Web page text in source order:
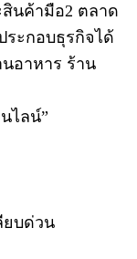
นค้ามือ2 ตลาด
ระกอบธุรกิจได้
อาหาร ร้าน
ไลน์”
ยบด่วน